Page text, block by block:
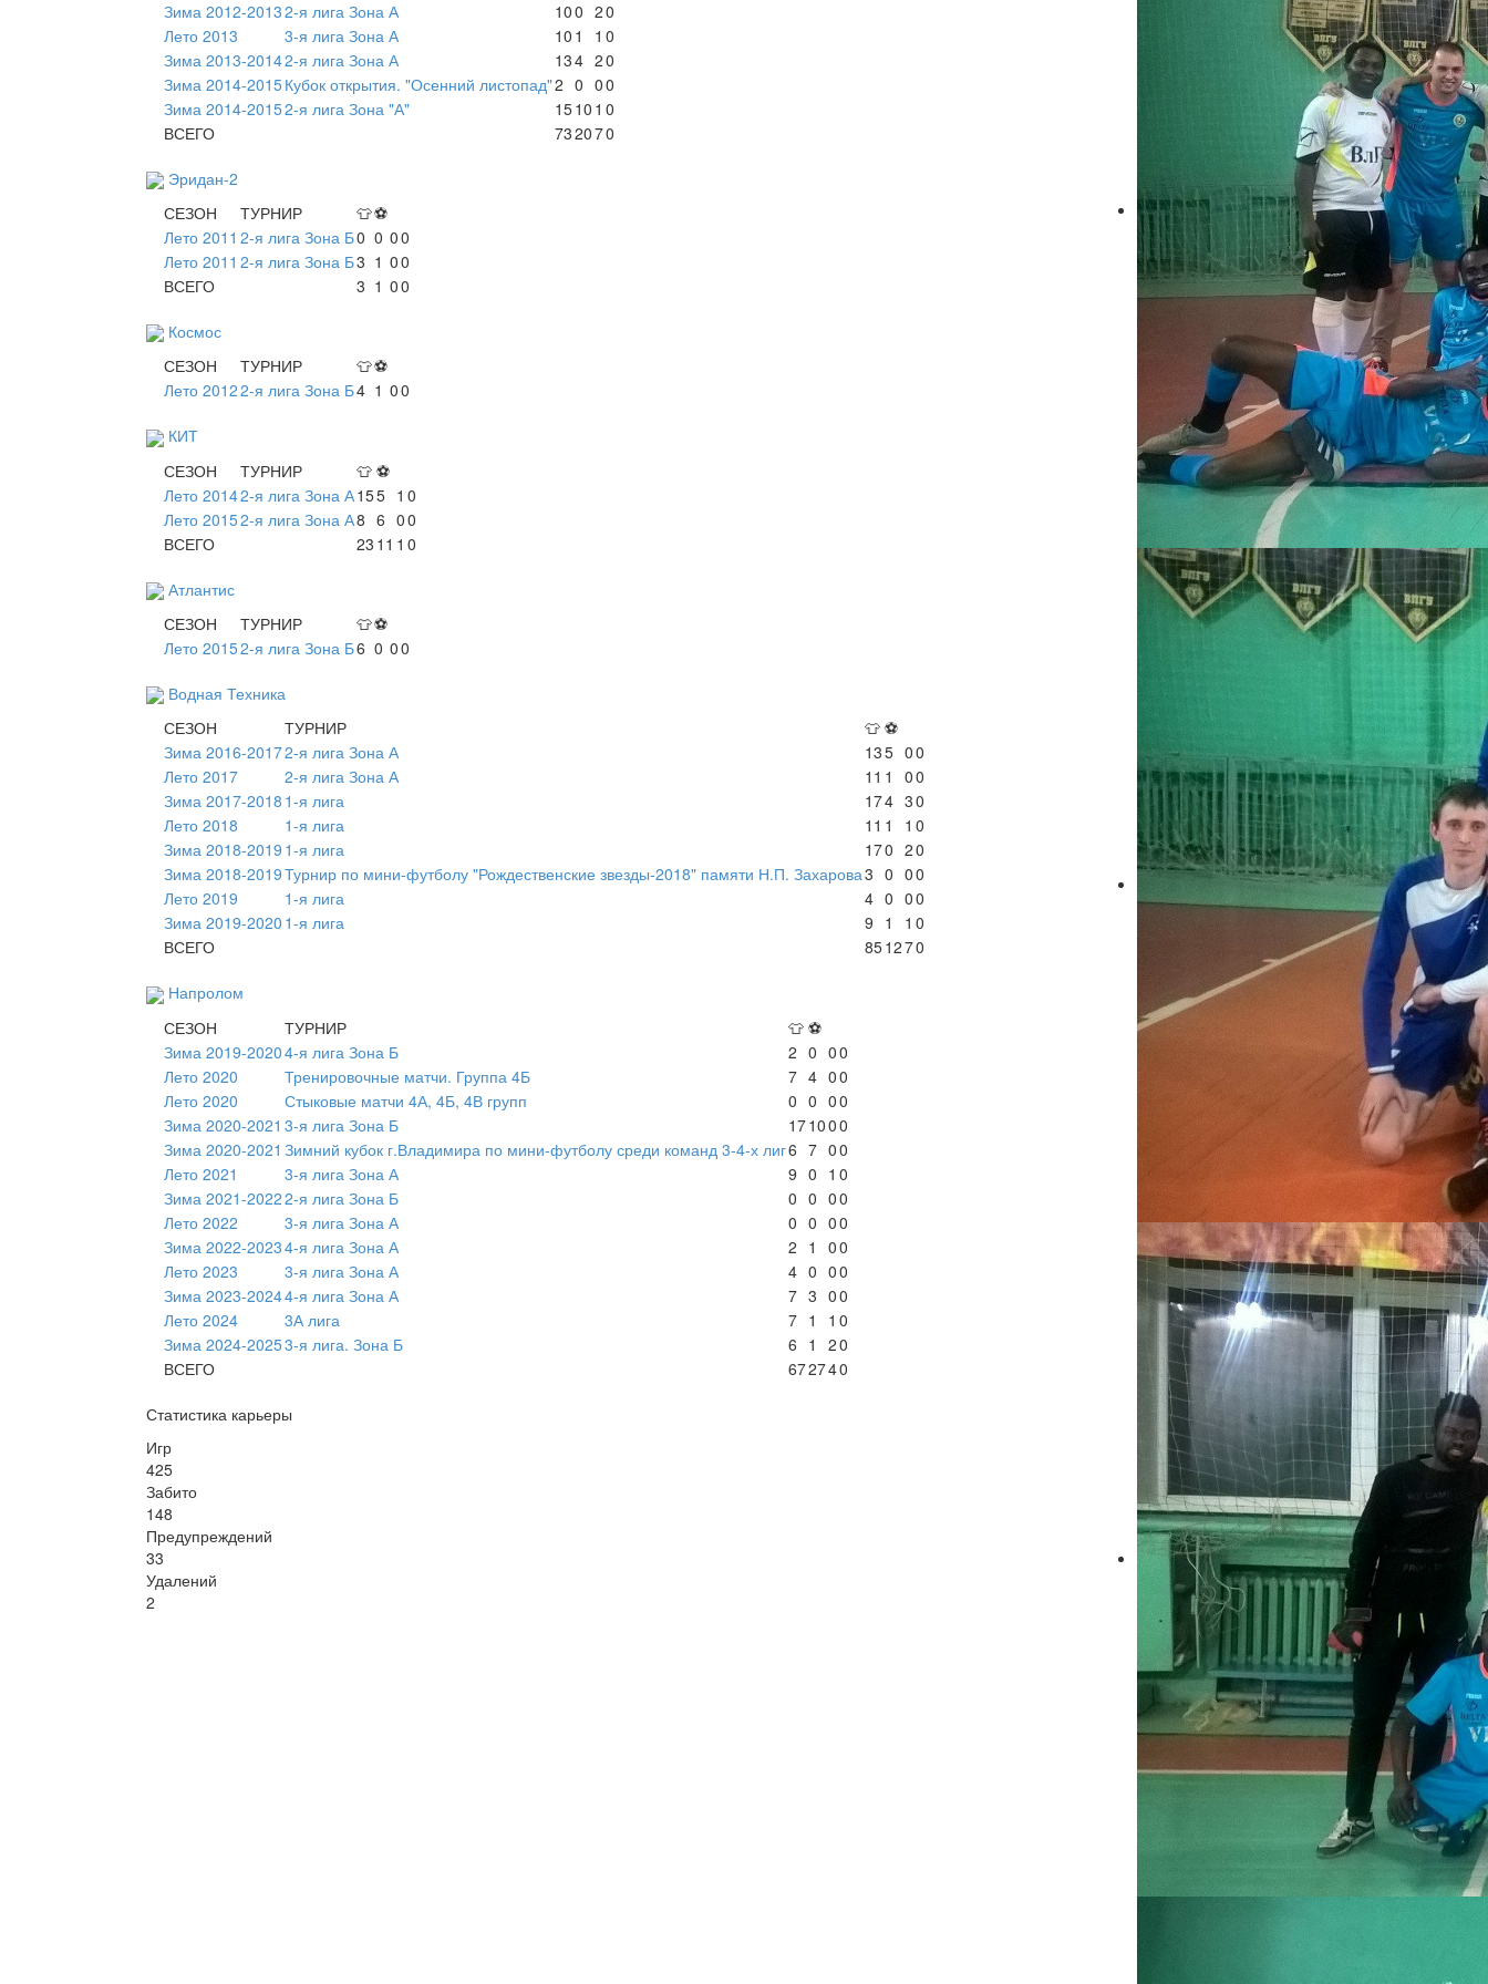
Зима 2012-20132-я лига Зона А 100 20
Лето 2013
3-я лига Зона А 10 1 1 0
Зима 2013-20142-я лига Зона А 134 20
Зима 2014-2015Кубок открытия. "Осенний листопад"2 0 00
Зима 2014-20152-я лига Зона "А" 1510 1 0
ВСЕГО
732070
Эридан-2
СЕЗОН
ТУРНИР 👕⚽
Лето 2011 2-я лига Зона Б0 0 00
Лето 2011 2-я лига Зона Б3 1 00
ВСЕГО
3 1 00
Космос
СЕЗОН
ТУРНИР 👕⚽
Лето 20122-я лига Зона Б4 1 00
КИТ
СЕЗОН
ТУРНИР 👕 ⚽
Лето 20142-я лига Зона А155 1 0
Лето 20152-я лига Зона А8 6 00
ВСЕГО
23 11 1 0
Атлантис
СЕЗОН
ТУРНИР 👕⚽
Лето 20152-я лига Зона Б6 0 00
Водная Техника
СЕЗОН
ТУРНИР 👕 ⚽
Зима 2016-20172-я лига Зона А 135 00
Лето 2017
2-я лига Зона А 11 1 00
Зима 2017-2018 1-я лига 174 30
Лето 2018
1-я лига 11 1 1 0
Зима 2018-2019 1-я лига 170 20
Зима 2018-2019Турнир по мини-футболу "Рождественские звезды-2018" памяти Н.П. Захарова3 0 00
Лето 2019
1-я лига 4 0 00
Зима 2019-2020 1-я лига 9 1 1 0
ВСЕГО
851270
Напролом
СЕЗОН
ТУРНИР 👕 ⚽
Зима 2019-20204-я лига Зона Б 2 0 00
Лето 2020
Тренировочные матчи. Группа 4Б 7 4 00
Лето 2020
Стыковые матчи 4А, 4Б, 4В групп 0 0 00
Зима 2020-2021 3-я лига Зона Б 171000
Зима 2020-2021 Зимний кубок г.Владимира по мини-футболу среди команд 3-4-х лиг6 7 00
Лето 2021
3-я лига Зона А 9 0 1 0
Зима 2021-20222-я лига Зона Б 0 0 00
Лето 2022
3-я лига Зона А 0 0 00
Зима 2022-20234-я лига Зона А 2 1 00
Лето 2023
3-я лига Зона А 4 0 00
Зима 2023-20244-я лига Зона А 7 3 00
Лето 2024
3А лига 7 1 1 0
Зима 2024-20253-я лига. Зона Б 6 1 20
ВСЕГО
672740
Статистика карьеры
Игр
425
Забито
148
Предупреждений
33
Удалений
2